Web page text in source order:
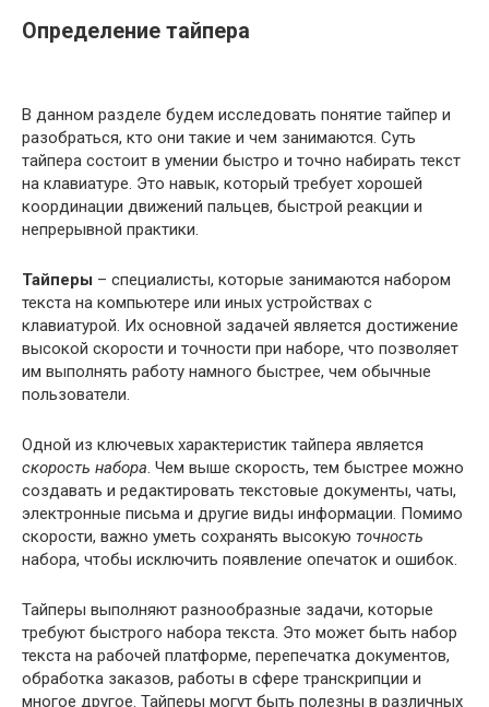
Определение тайпера
В данном разделе будем исследовать понятие тайпер и
разобраться, кто они такие и чем занимаются. Суть
тайпера состоит в умении быстро и точно набирать текст
на клавиатуре. Это навык, который требует хорошей
координации движений пальцев, быстрой реакции и
непрерывной практики.
Тайперы – специалисты, которые занимаются набором
текста на компьютере или иных устройствах с
клавиатурой. Их основной задачей является достижение
высокой скорости и точности при наборе, что позволяет
им выполнять работу намного быстрее, чем обычные
пользователи.
Одной из ключевых характеристик тайпера является
скорость набора. Чем выше скорость, тем быстрее можно
создавать и редактировать текстовые документы, чаты,
электронные письма и другие виды информации. Помимо
скорости, важно уметь сохранять высокую точность
набора, чтобы исключить появление опечаток и ошибок.
Тайперы выполняют разнообразные задачи, которые
требуют быстрого набора текста. Это может быть набор
текста на рабочей платформе, перепечатка документов,
обработка заказов, работы в сфере транскрипции и
многое другое. Тайперы могут быть полезны в различных